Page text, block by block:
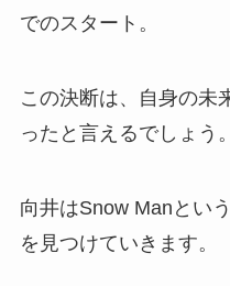
でのスタート。
この決断は、自身の未
ったと言えるでしょう。
向井はSnow Manとい
を見つけていきます。